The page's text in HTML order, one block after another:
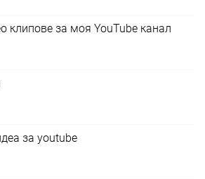
клипове за моя YouTube канал
за youtube